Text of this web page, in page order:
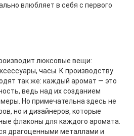
влюбляет в себя с первого
люксовые вещи:
часы. К производству
так же: каждый аромат — это
ведь над их созданием
Но примечательна здесь не
но и дизайнеров, которые
флаконы для каждого аромата.
драгоценными металлами и